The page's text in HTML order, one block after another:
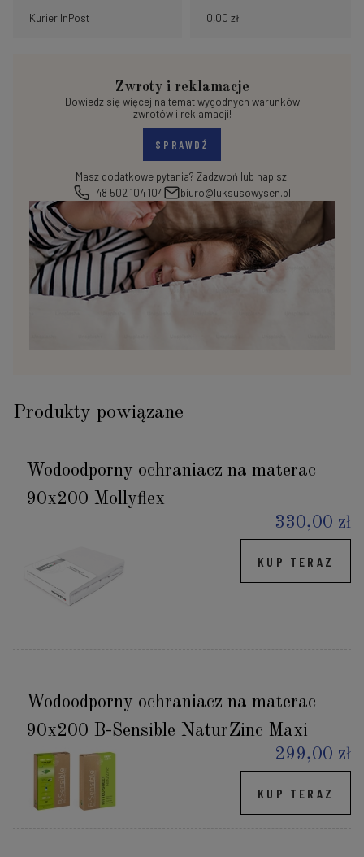
Kurier InPost 0,00 zł
Zwroty i reklamacje
Dowiedz się więcej na temat wygodnych warunków
zwrotów i reklamacji!
SPRAWDŹ
Masz dodatkowe pytania? Zadzwoń lub napisz:
+48 502 104 104
biuro@luksusowysen.pl
Produkty powiązane
Wodoodporny ochraniacz na materac
90x200 Mollyflex
330,00 zł
KUP TERAZ
Wodoodporny ochraniacz na materac
90x200 B-Sensible NaturZinc Maxi
299,00 zł
KUP TERAZ